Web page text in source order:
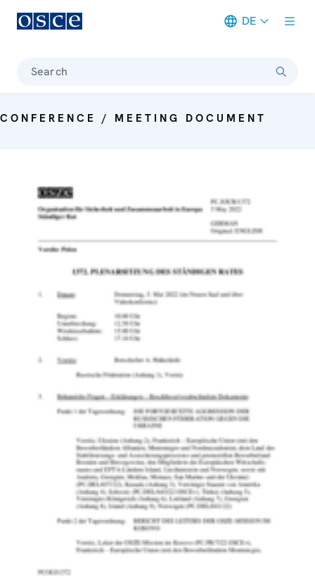
DE
Search
CONFERENCE / MEETING DOCUMENT